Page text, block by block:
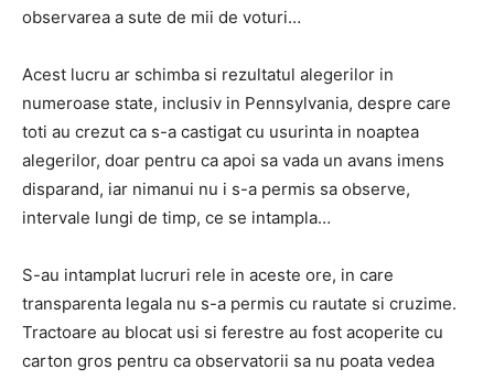
observarea a sute de mii de voturi…
Acest lucru ar schimba si rezultatul alegerilor in
numeroase state, inclusiv in Pennsylvania, despre care
toti au crezut ca s-a castigat cu usurinta in noaptea
alegerilor, doar pentru ca apoi sa vada un avans imens
disparand, iar nimanui nu i s-a permis sa observe,
intervale lungi de timp, ce se intampla…
S-au intamplat lucruri rele in aceste ore, in care
transparenta legala nu s-a permis cu rautate si cruzime.
Tractoare au blocat usi si ferestre au fost acoperite cu
carton gros pentru ca observatorii sa nu poata vedea